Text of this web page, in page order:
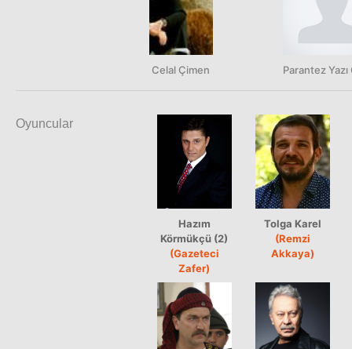
Celal Çimen Parantez
Oyuncular
Hazım
Körmükçü (2)
(Gazeteci
Zafer)
Tolga Karel
(Remzi
Akkaya)